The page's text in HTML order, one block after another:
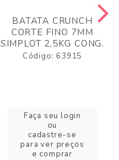
BATATA CRUNCH
CORTE FINO 7MM
SIMPLOT 2,5KG CONG.
Código: 63915
Faça seu login
ou
cadastre-se
para ver preços
e comprar